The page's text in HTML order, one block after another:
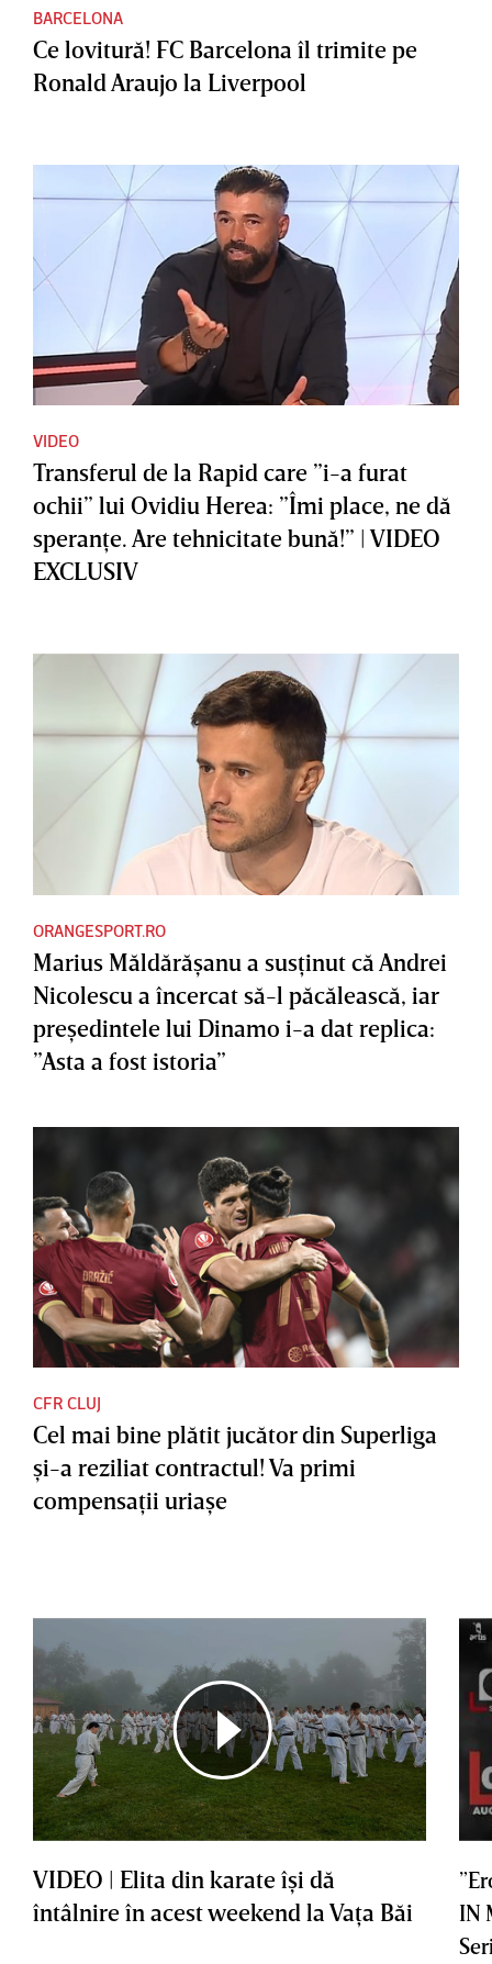
BARCELONA
Ce lovitură! FC Barcelona îl trimite pe
Ronald Araujo la Liverpool
VIDEO
Transferul de la Rapid care ”i-a furat
ochii” lui Ovidiu Herea: ”Îmi place, ne dă
speranţe. Are tehnicitate bună!” | VIDEO
EXCLUSIV
ORANGESPORT.RO
Marius Măldărăşanu a susţinut că Andrei
Nicolescu a încercat să-l păcălească, iar
preşedintele lui Dinamo i-a dat replica:
”Asta a fost istoria”
CFR CLUJ
Cel mai bine plătit jucător din Superliga
şi-a reziliat contractul! Va primi
compensaţii uriaşe
VIDEO | Elita din karate îşi dă
întâlnire în acest weekend la Vaţa Băi
IN